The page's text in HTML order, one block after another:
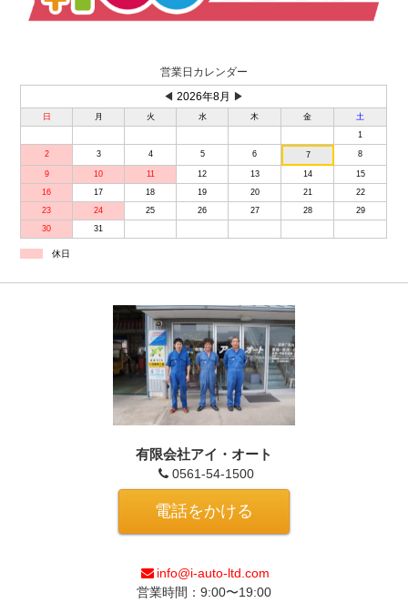
営業日カレンダー
◀ 2026年8月 ▶
日 月 火 水 木 金
土
1
2 3 4 5 6 7 8
9 10 11 12 13 14
15
16
17 18 19 20 21
22
23
24 25 26 27 28
29
30
31
休日
有限会社アイ・オート
0561-54-1500
電話をかける
info@i-auto-ltd.com
営業時間：9:00〜19:00